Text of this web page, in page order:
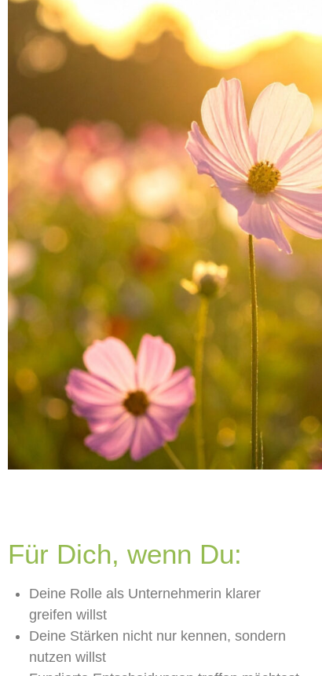
Für Dich, wenn Du:
Deine Rolle als Unternehmerin klarer
greifen willst
Deine Stärken nicht nur kennen, sondern
nutzen willst